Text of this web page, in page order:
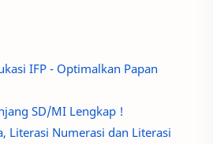
IFP - Optimalkan Papan
SD/MI Lengkap !
Literasi Numerasi dan Literasi